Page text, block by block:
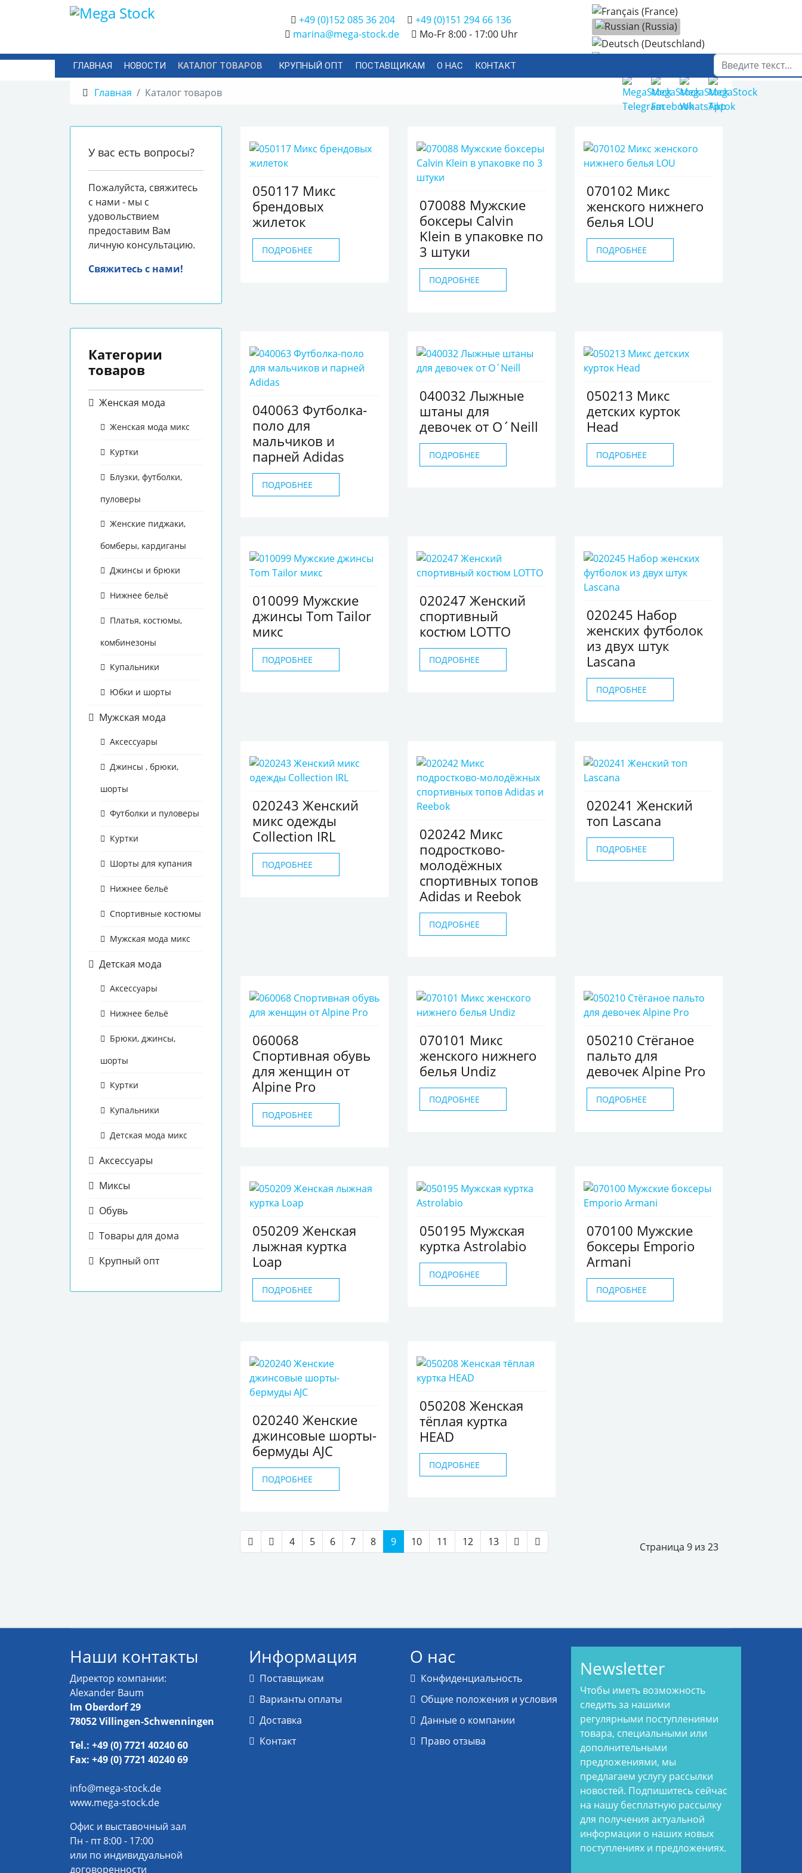
+49 (0)152 085 36 204
+49 (0)151 294 66 136
marina@mega-stock.de
Mo-Fr 8:00 - 17:00 Uhr
Выберите язык
Поиск
ГЛАВНАЯ НОВОСТИ КАТАЛОГ ТОВАРОВ КРУПНЫЙ ОПТ ПОСТАВЩИКАМ О НАС КОНТАКТ
Главная Каталог товаров
У вас есть вопросы?
Пожалуйста, свяжитесь
с нами - мы с
удовольствием
предоставим Вам
личную консультацию.
Свяжитесь с нами!
Категории
товаров
Женская мода
Женская мода микс
Куртки
Блузки, футболки,
пуловеры
Женские пиджаки,
бомберы, кардиганы
Джинсы и брюки
Нижнее бельё
Платья, костюмы,
комбинезоны
Купальники
Юбки и шорты
Мужская мода
Аксессуары
Джинсы , брюки,
шорты
Футболки и пуловеры
Куртки
Шорты для купания
Нижнее бельё
Спортивные костюмы
Мужская мода микс
Детская мода
Аксессуары
Нижнее бельё
Брюки, джинсы,
шорты
Куртки
Купальники
Детская мода микс
Аксессуары
Миксы
Обувь
Товары для дома
Крупный опт
050117 Микс
брендовых
жилеток
ПОДРОБНЕЕ
070088 Мужские
боксеры Calvin
Klein в упаковке по
3 штуки
ПОДРОБНЕЕ
070102 Микс
женского нижнего
белья LOU
ПОДРОБНЕЕ
040063 Футболка-
поло для
мальчиков и
парней Adidas
ПОДРОБНЕЕ
040032 Лыжные
штаны для
девочек от O´Neill
ПОДРОБНЕЕ
050213 Микс
детских курток
Head
ПОДРОБНЕЕ
010099 Мужские
джинсы Tom Tailor
микс
ПОДРОБНЕЕ
020247 Женский
спортивный
костюм LOTTO
ПОДРОБНЕЕ
020245 Набор
женских футболок
из двух штук
Lascana
ПОДРОБНЕЕ
020243 Женский
микс одежды
Collection IRL
ПОДРОБНЕЕ
020242 Микс
подростково-
молодёжных
спортивных топов
Adidas и Reebok
ПОДРОБНЕЕ
020241 Женский
топ Lascana
ПОДРОБНЕЕ
060068
Спортивная обувь
для женщин от
Alpine Pro
ПОДРОБНЕЕ
070101 Микс
женского нижнего
белья Undiz
ПОДРОБНЕЕ
050210 Стёганое
пальто для
девочек Alpine Pro
ПОДРОБНЕЕ
050209 Женская
лыжная куртка
Loap
ПОДРОБНЕЕ
050195 Мужская
куртка Astrolabio
ПОДРОБНЕЕ
070100 Мужские
боксеры Emporio
Armani
ПОДРОБНЕЕ
020240 Женские
джинсовые шорты-
бермуды AJC
ПОДРОБНЕЕ
050208 Женская
тёплая куртка
HEAD
ПОДРОБНЕЕ
Страница 9 из 23
4 5 6 7 8 9 10 11 12 13
Наши контакты
Директор компании:
Alexander Baum
Im Oberdorf 29
78052 Villingen-Schwenningen
Tel.: +49 (0) 7721 40240 60
Fax: +49 (0) 7721 40240 69
info@mega-stock.de
www.mega-stock.de
Офис и выставочный зал
Пн - пт 8:00 - 17:00
или по индивидуальной
договоренности
Информация
Поставщикам
Варианты оплаты
Доставка
Контакт
О нас
Конфиденциальность
Общие положения и условия
Данные о компании
Право отзыва
Newsletter
Чтобы иметь возможность
следить за нашими
регулярными поступлениями
товара, специальными или
дополнительными
предложениями, мы
предлагаем услугу рассылки
новостей. Подпишитесь сейчас
на нашу бесплатную рассылку
для получения актуальной
информации о наших новых
поступлениях и предложениях.